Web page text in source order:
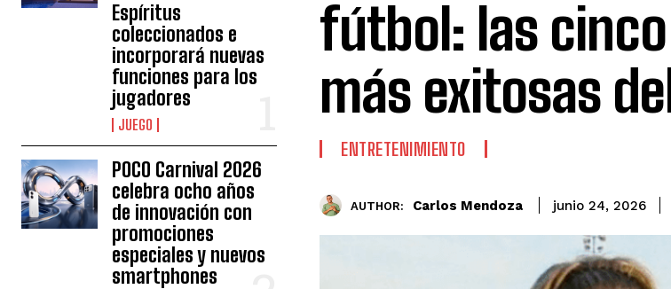
Espíritus
coleccionados e
incorporará nuevas
funciones para los
jugadores
JUEGO
POCO Carnival 2026
celebra ocho años
de innovación con
promociones
especiales y nuevos
smartphones
fútbol: las
más exitosas
ENTRETENIMIENTO
AUTHOR: Carlos Mendoza junio 24, 2026